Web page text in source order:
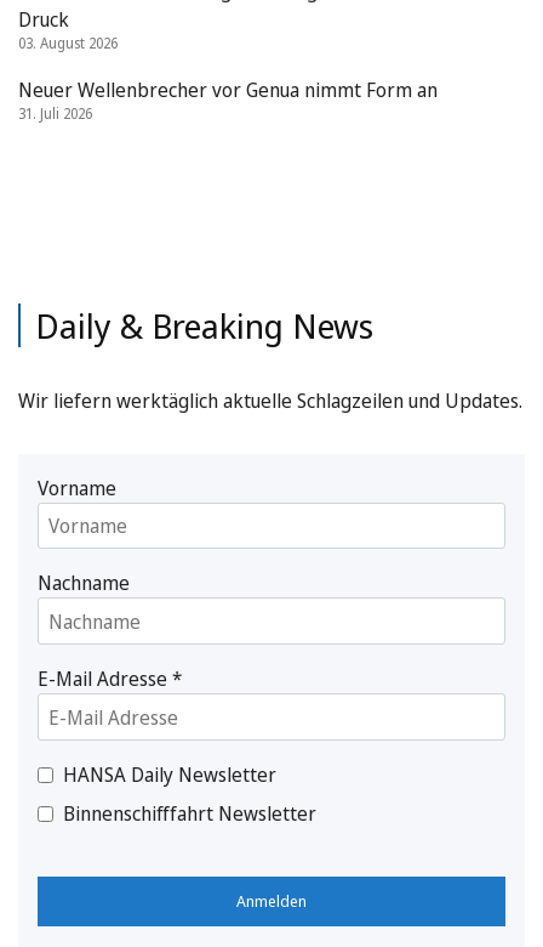
Druck
03. August 2026
Neuer Wellenbrecher vor Genua nimmt Form an
31. Juli 2026
Daily & Breaking News
Wir liefern werktäglich aktuelle Schlagzeilen und Updates.
Vorname
Nachname
E-Mail Adresse*
HANSA Daily Newsletter
Binnenschifffahrt Newsletter
Anmelden